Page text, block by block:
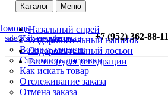
Каталог Меню
Как оплатить
Возврат средств
Стоимость доставки
Как искать товар
Отслеживание заказа
Отмена заказа
Назальный спрей
Оздоровительный напиток
Оздоровительный лосьон
Раствор для регидрации
sale@silver-ugleron.ru +7 (952) 362-88-11